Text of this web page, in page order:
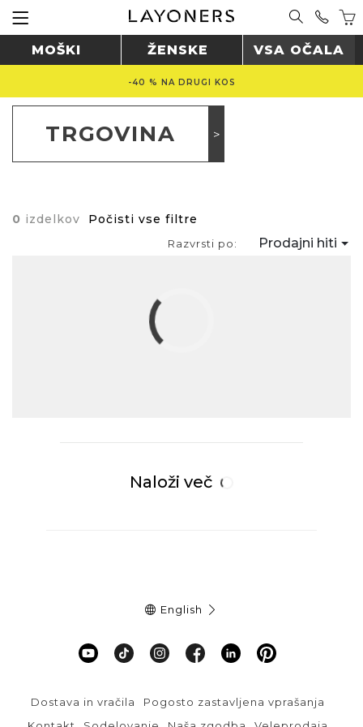
MOŠKI ŽENSKE VSA OČALA
-40 % NA DRUGI KOS
TRGOVINA
0 izdelkov Počisti vse filtre
Razvrsti po: Prodajni hiti
Naloži več
English
Dostava in vračila
Pogosto zastavljena vprašanja